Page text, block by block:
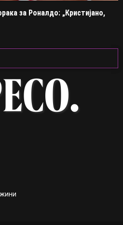
за Роналдо: „Кристијано,